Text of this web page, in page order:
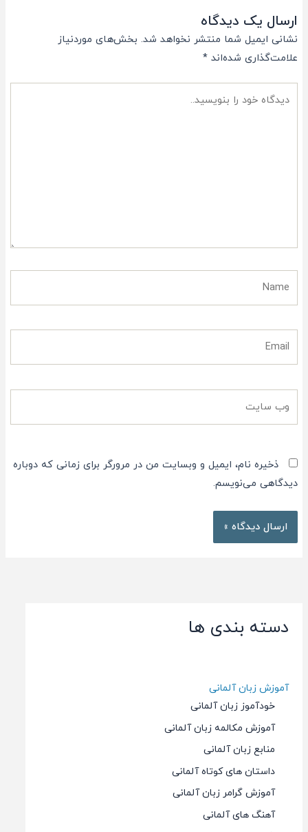
دسته بندی ها
آموزش زبان آلمانی
خودآموز زبان آلمانی
آموزش مکالمه زبان آلمانی
منابع زبان آلمانی
داستان های کوتاه آلمانی
آموزش گرامر زبان آلمانی
آهنگ های آلمانی
ارسال یک دیدگاه
نشانی ایمیل شما منتشر نخواهد شد. بخش‌های موردنیاز
علامت‌گذاری شده‌اند *
دیدگاه
Email
سایت
ذخیره نام، ایمیل و وبسایت من در مرورگر برای زمانی که دوباره
دیدگاهی می‌نویسم.